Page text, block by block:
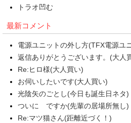
トラオ凹む
最新コメント
電源ユニットの外し方(TFX電源ユ
返信ありがとうございます。(大人
Re:ヒロ様(大人買い)
お伺いしたいです(大人買い)
光陰矢のごとし(今日も誕生日ネタ)
ついに ですか(先輩の居場所無し)
Re:マツ猫さん(距離近づく！)